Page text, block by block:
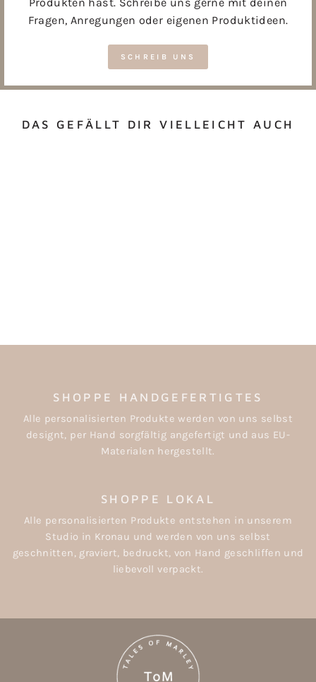
Fragen, Anregungen oder eigenen Produktideen.
SCHREIB UNS
DAS GEFÄLLT DIR VIELLEICHT AUCH
SHOPPE HANDGEFERTIGTES
Alle personalisierten Produkte werden von uns selbst
designt, per Hand sorgfältig angefertigt und aus EU-
Materialen hergestellt.
SHOPPE LOKAL
Alle personalisierten Produkte entstehen in unserem
Studio in Kronau und werden von uns selbst
geschnitten, graviert, bedruckt, von Hand geschliffen und
liebevoll verpackt.